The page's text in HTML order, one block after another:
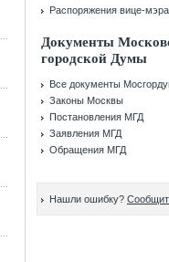
Распоряжения вице-мэра
Документы
городской Думы
Все документы
Законы Москвы
Постановления МГД
Заявления МГД
Обращения МГД
Нашли ошибку?